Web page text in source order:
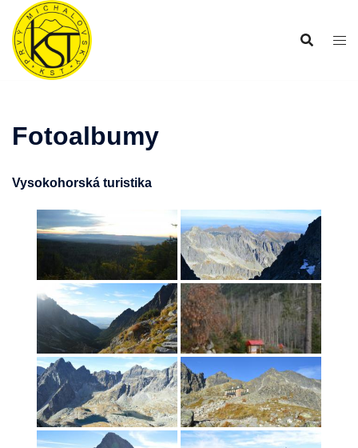
Preskočiť
obsah
Fotoalbumy
Vysokohorská turistika